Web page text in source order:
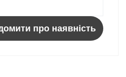
про наявність